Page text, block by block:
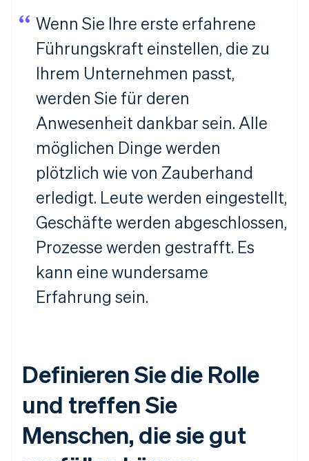
Wenn Sie Ihre erste erfahrene
Führungskraft einstellen, die zu
Ihrem Unternehmen passt,
werden Sie für deren
Anwesenheit dankbar sein. Alle
möglichen Dinge werden
plötzlich wie von Zauberhand
erledigt. Leute werden eingestellt,
Geschäfte werden abgeschlossen,
Prozesse werden gestrafft. Es
kann eine wundersame
Erfahrung sein.
Definieren Sie die Rolle
und treffen Sie
Menschen, die sie gut